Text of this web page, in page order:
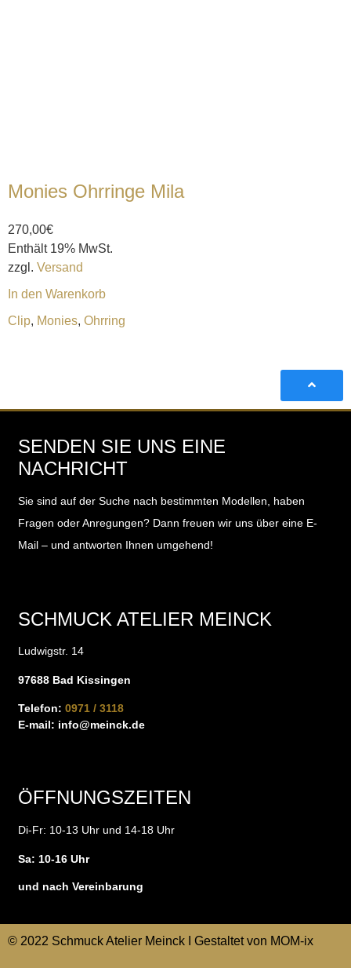
Monies Ohrringe Mila
270,00€
Enthält 19% MwSt.
zzgl. Versand
In den Warenkorb
Clip, Monies, Ohrring
SENDEN SIE UNS EINE
NACHRICHT
Sie sind auf der Suche nach bestimmten Modellen, haben
Fragen oder Anregungen? Dann freuen wir uns über eine E-
Mail – und antworten Ihnen umgehend!
SCHMUCK ATELIER MEINCK
Ludwigstr. 14
97688 Bad Kissingen
Telefon: 0971 / 3118
E-mail: info@meinck.de
ÖFFNUNGSZEITEN
Di-Fr: 10-13 Uhr und 14-18 Uhr
Sa: 10-16 Uhr
und nach Vereinbarung
© 2022 Schmuck Atelier Meinck I Gestaltet von MOM-ix